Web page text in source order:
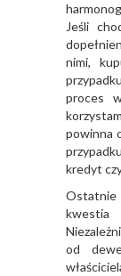
Jeśli
nimi,
proces
powinna
kredyt
Ostatnie
kwestia
od